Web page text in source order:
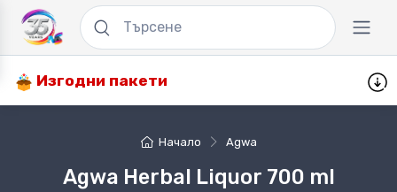
Изгодни пакети
Начало Agwa
Agwa Herbal Liquor 700 ml